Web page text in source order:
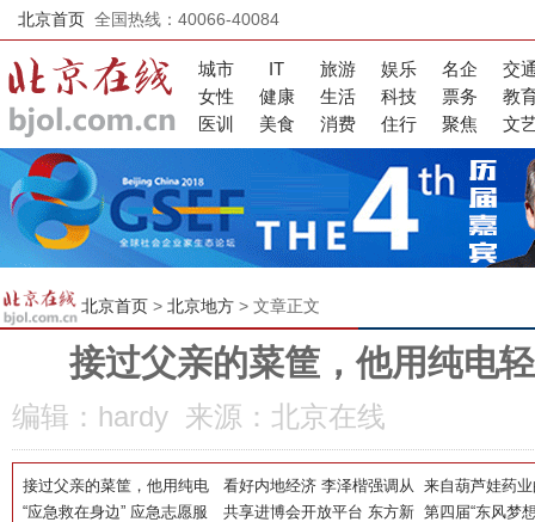
北京首页 全国热线：40066-40084
城市 IT 旅游 娱乐 名企
交
女性
健康 生活 科技 票务
教
医训
美食 消费 住行 聚焦 文
北京首页> 北京地方> 文章正文
接过父亲的菜筐，他用纯电
编辑：hardy 来源：北京在线
接过父亲的菜筐，他用纯电
轻卡跑出新生活
看好内地经济 李泽楷强调从
未计划出售柏瑞内地板块
来自葫芦娃药
TIPS之—— 扛
“应急救在身边” 应急志愿服
共享进博会开放平台 东方新 第四届“东风梦